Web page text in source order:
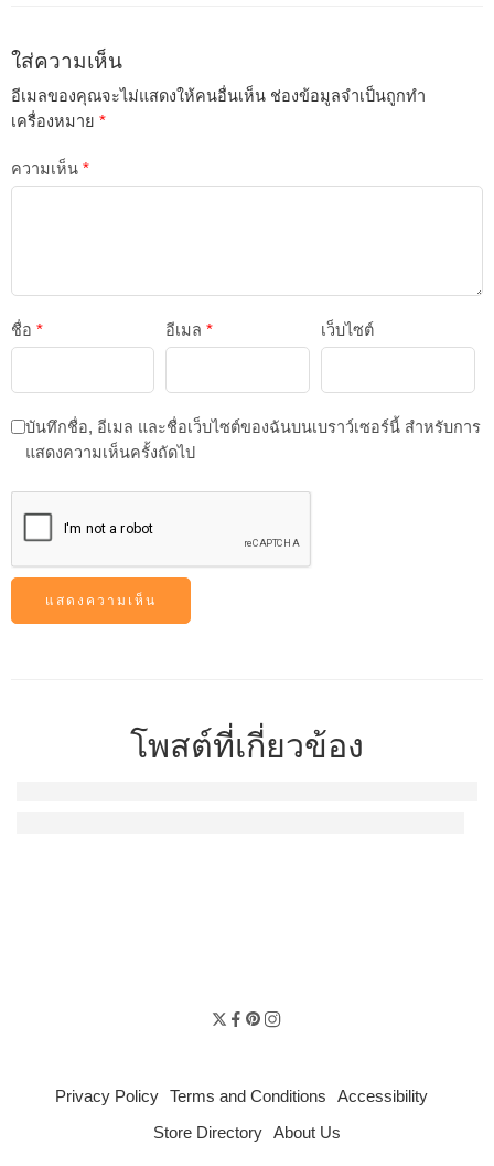
ใส่ความเห็น
อีเมลของคุณจะไม่แสดงให้คนอื่นเห็น ช่องข้อมูลจำเป็นถูกทำ
เครื่องหมาย *
ความเห็น *
ชื่อ * อีเมล* เว็บไซต์
บันทึกชื่อ, อีเมล และชื่อเว็บไซต์ของฉันบนเบราว์เซอร์นี้ สำหรับการ
แสดงความเห็นครั้งถัดไป
โพสต์ที่เกี่ยวข้อง
Privacy Policy Terms and Conditions Accessibility
Store Directory About Us